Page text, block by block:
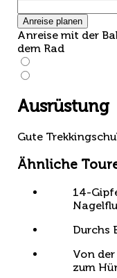
Anreise planen
Anreise mit der
dem Rad
Ausrüstung
Gute
Ähnliche
14-
Durchs
Von
zum